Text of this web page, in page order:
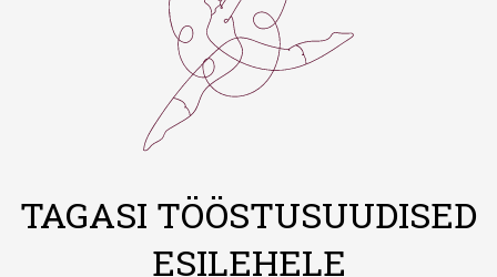
TAGASI TÖÖSTUSUUDISED
ESILEHELE